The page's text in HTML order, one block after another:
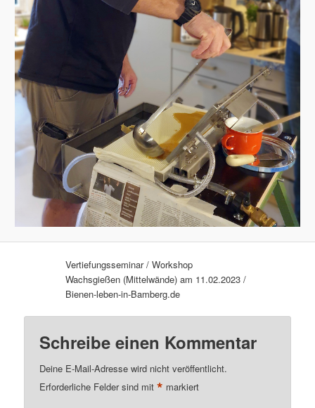
Vertiefungsseminar / Workshop
Wachsgießen (Mittelwände) am 11.02.2023 /
Bienen-leben-in-Bamberg.de
Schreibe einen Kommentar
Deine E-Mail-Adresse wird nicht veröffentlicht.
Erforderliche Felder sind mit* markiert